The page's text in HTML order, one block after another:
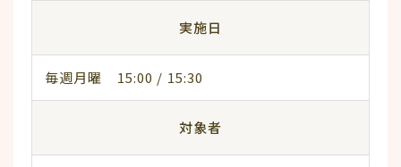
実施日
毎週月曜 15:00 / 15:30
対象者